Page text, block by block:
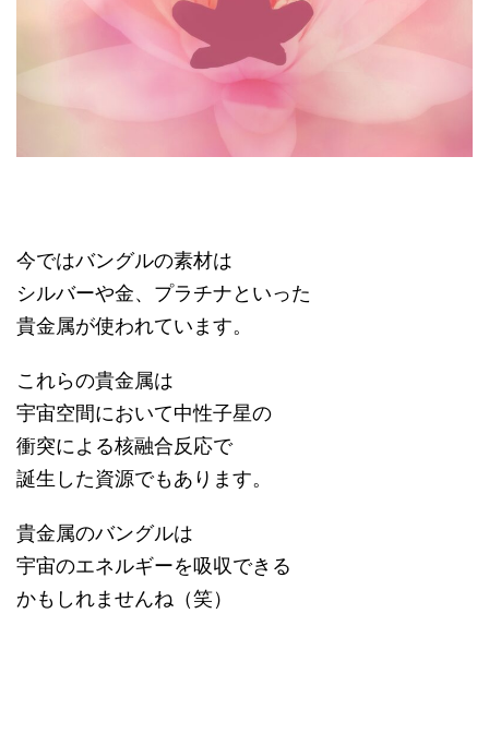
今ではバングルの素材は
シルバーや金、プラチナといった
貴金属が使われています。
これらの貴金属は
宇宙空間において中性子星の
衝突による核融合反応で
誕生した資源でもあります。
貴金属のバングルは
宇宙のエネルギーを吸収できる
かもしれませんね（笑）